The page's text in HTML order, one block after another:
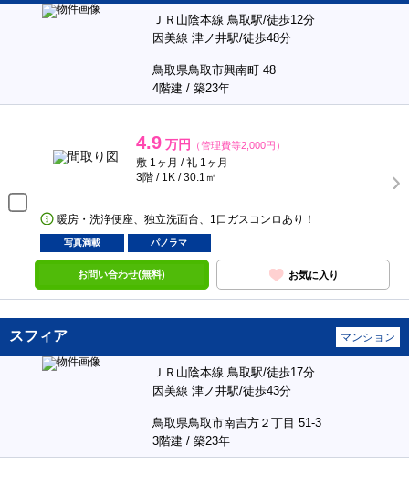
ＪＲ山陰本線 鳥取駅/徒歩12分
因美線 津ノ井駅/徒歩48分
鳥取県鳥取市興南町 48
4階建 / 築23年
4.9 万円 （管理費等2,000円）
敷 1ヶ月 / 礼 1ヶ月
3階 / 1K / 30.1㎡
暖房・洗浄便座、独立洗面台、1口ガスコンロあり！
写真満載 パノラマ
お問い合わせ(無料) お気に入り
スフィア マンション
ＪＲ山陰本線 鳥取駅/徒歩17分
因美線 津ノ井駅/徒歩43分
鳥取県鳥取市南吉方２丁目 51-3
3階建 / 築23年